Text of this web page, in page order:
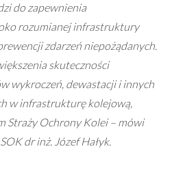
do zapewnienia
rozumianej infrastruktury
zdarzeń niepożądanych.
skuteczności
wykroczeń, dewastacji i innych
w infrastrukturę kolejową,
Straży Ochrony Kolei – mówi
dr inż. Józef Hałyk.